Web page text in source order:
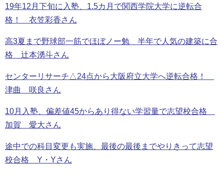
19年12月下旬に入塾、1.5カ月で関西学院大学に逆転合
格！ 衣笠彩香さん
高3夏まで野球部一筋でほぼノー勉 半年で人気の建築に合
格 辻本湧斗さん
センターリサーチ△24点から大阪府立大学へ逆転合格！
津曲 咲良さん
10月入塾、偏差値45からあり得ない学習量で志望校合格
加賀 愛大さん
途中での科目変更も実施、最後の最後までやりきって志望
校合格 Y・Yさん